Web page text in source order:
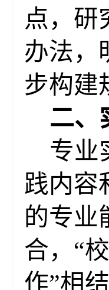
点， 研
办法，
步构建
二、
专业
践内容
的专业
合，“
作”相